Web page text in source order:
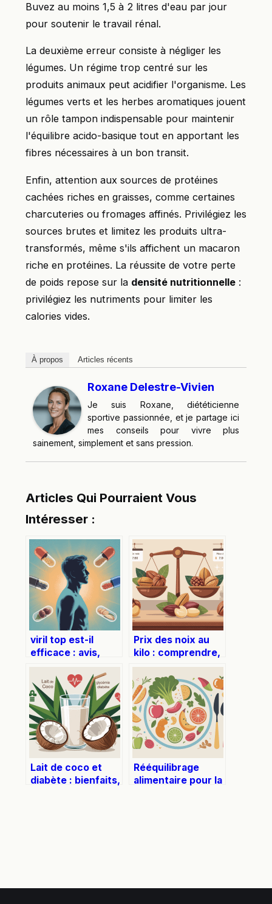
Buvez au moins 1,5 à 2 litres d'eau par jour
pour soutenir le travail rénal.
La deuxième erreur consiste à négliger les
légumes. Un régime trop centré sur les
produits animaux peut acidifier l'organisme. Les
légumes verts et les herbes aromatiques jouent
un rôle tampon indispensable pour maintenir
l'équilibre acido-basique tout en apportant les
fibres nécessaires à un bon transit.
Enfin, attention aux sources de protéines
cachées riches en graisses, comme certaines
charcuteries ou fromages affinés. Privilégiez les
sources brutes et limitez les produits ultra-
transformés, même s'ils affichent un macaron
riche en protéines. La réussite de votre perte
de poids repose sur la densité nutritionnelle :
privilégiez les nutriments pour limiter les
calories vides.
À propos Articles récents
Roxane Delestre-Vivien
Je suis Roxane, diététicienne
sportive passionnée, et je partage ici
mes conseils pour vivre plus
sainement, simplement et sans pression.
Articles Qui Pourraient Vous
Intéresser :
viril top est-il
efficace : avis,
précautions à
connaître
Prix des noix au
kilo : comprendre,
comparer et bien
acheter
Lait de coco et
diabète : bienfaits,
Rééquilibrage
alimentaire pour la